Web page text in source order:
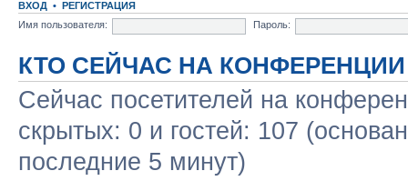
ВХОД • РЕГИСТРАЦИЯ
Имя пользователя:
Пароль:
КТО СЕЙЧАС НА КОНФЕРЕНЦИИ
Сейчас посетителей на
скрытых: 0 и гостей: 107
последние 5 минут)